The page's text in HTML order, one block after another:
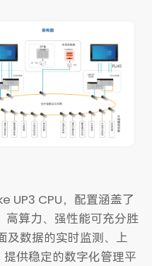
UP3 CPU，配置涵盖了
算力、强性能可充分胜
及数据的实时监测、上
供稳定的数字化管理平